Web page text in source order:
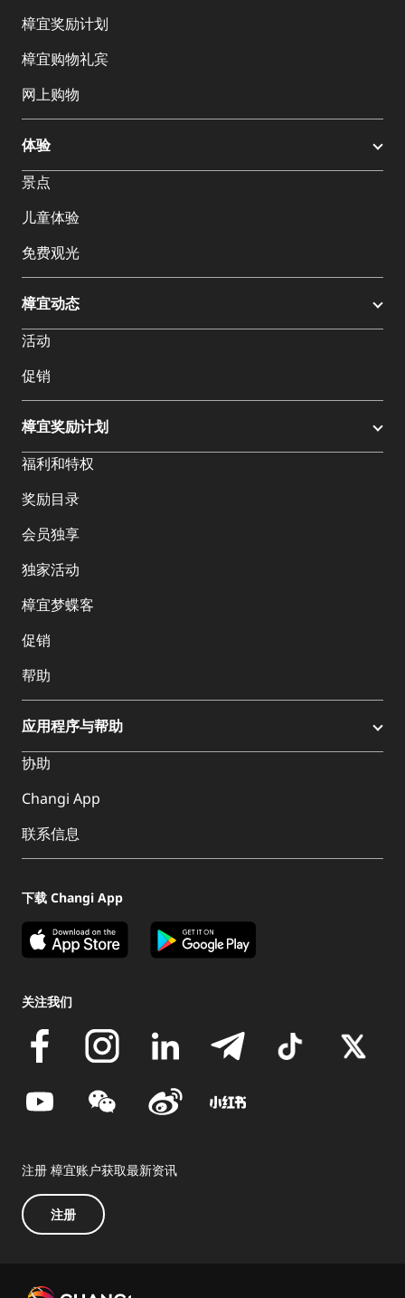
樟宜奖励计划
樟宜购物礼宾
网上购物
体验
景点
儿童体验
免费观光
樟宜动态
活动
促销
樟宜奖励计划
福利和特权
奖励目录
会员独享
独家活动
樟宜梦蝶客
促销
帮助
应用程序与帮助
协助
Changi App
联系信息
下载 Changi App
关注我们
注册 樟宜账户获取最新资讯
注册